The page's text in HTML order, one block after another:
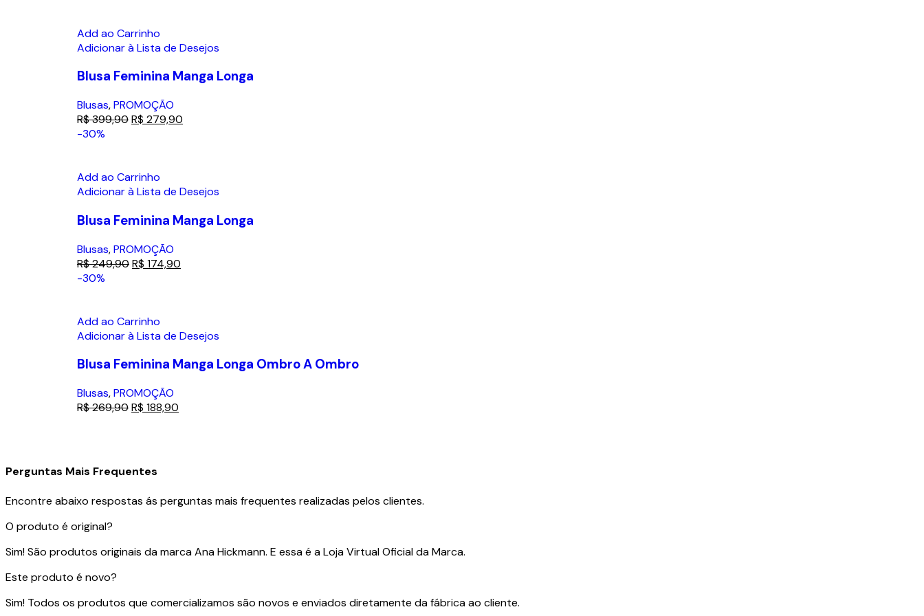
Add ao Carrinho
Adicionar à Lista de Desejos
Blusa Feminina Manga Longa
Blusas,PROMOÇÃO
R$399,90R$ 279,90
-30%
Add ao Carrinho
Adicionar à Lista de Desejos
Blusa Feminina Manga Longa
Blusas,PROMOÇÃO
R$249,90R$ 174,90
-30%
Add ao Carrinho
Adicionar à Lista de Desejos
Blusa Feminina Manga Longa Ombro A Ombro
Blusas,PROMOÇÃO
R$269,90R$ 188,90
Perguntas Mais Frequentes
Encontre abaixo respostas ás perguntas mais frequentes realizadas pelos clientes.
O produto é original?
Sim! São produtos originais da marca Ana Hickmann. E essa é a Loja Virtual Oficial da Marca.
Este produto é novo?
Sim! Todos os produtos que comercializamos são novos e enviados diretamente da fábrica ao cliente.